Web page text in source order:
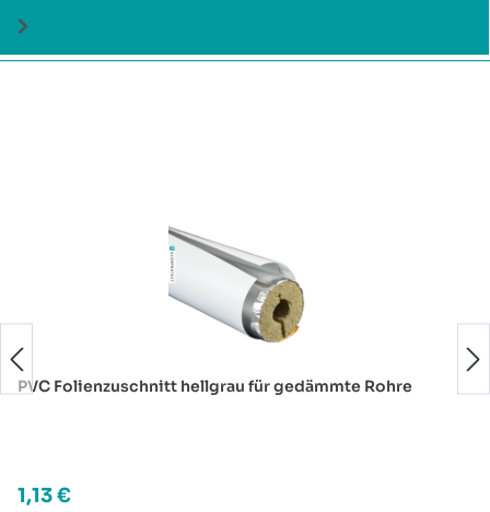
PVC Folienzuschnitt hellgrau für gedämmte Rohre
Regulärer Preis:
1,13 €